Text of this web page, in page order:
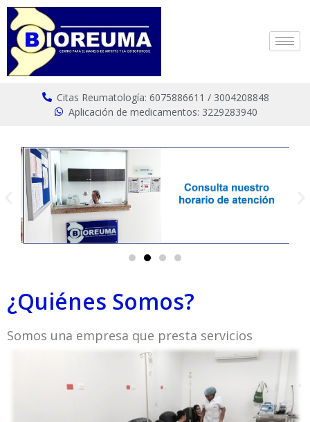
Citas Reumatología: 6075886611 / 3004208848
Aplicación de medicamentos: 3229283940
¿Quiénes Somos?
Somos una empresa que presta servicios